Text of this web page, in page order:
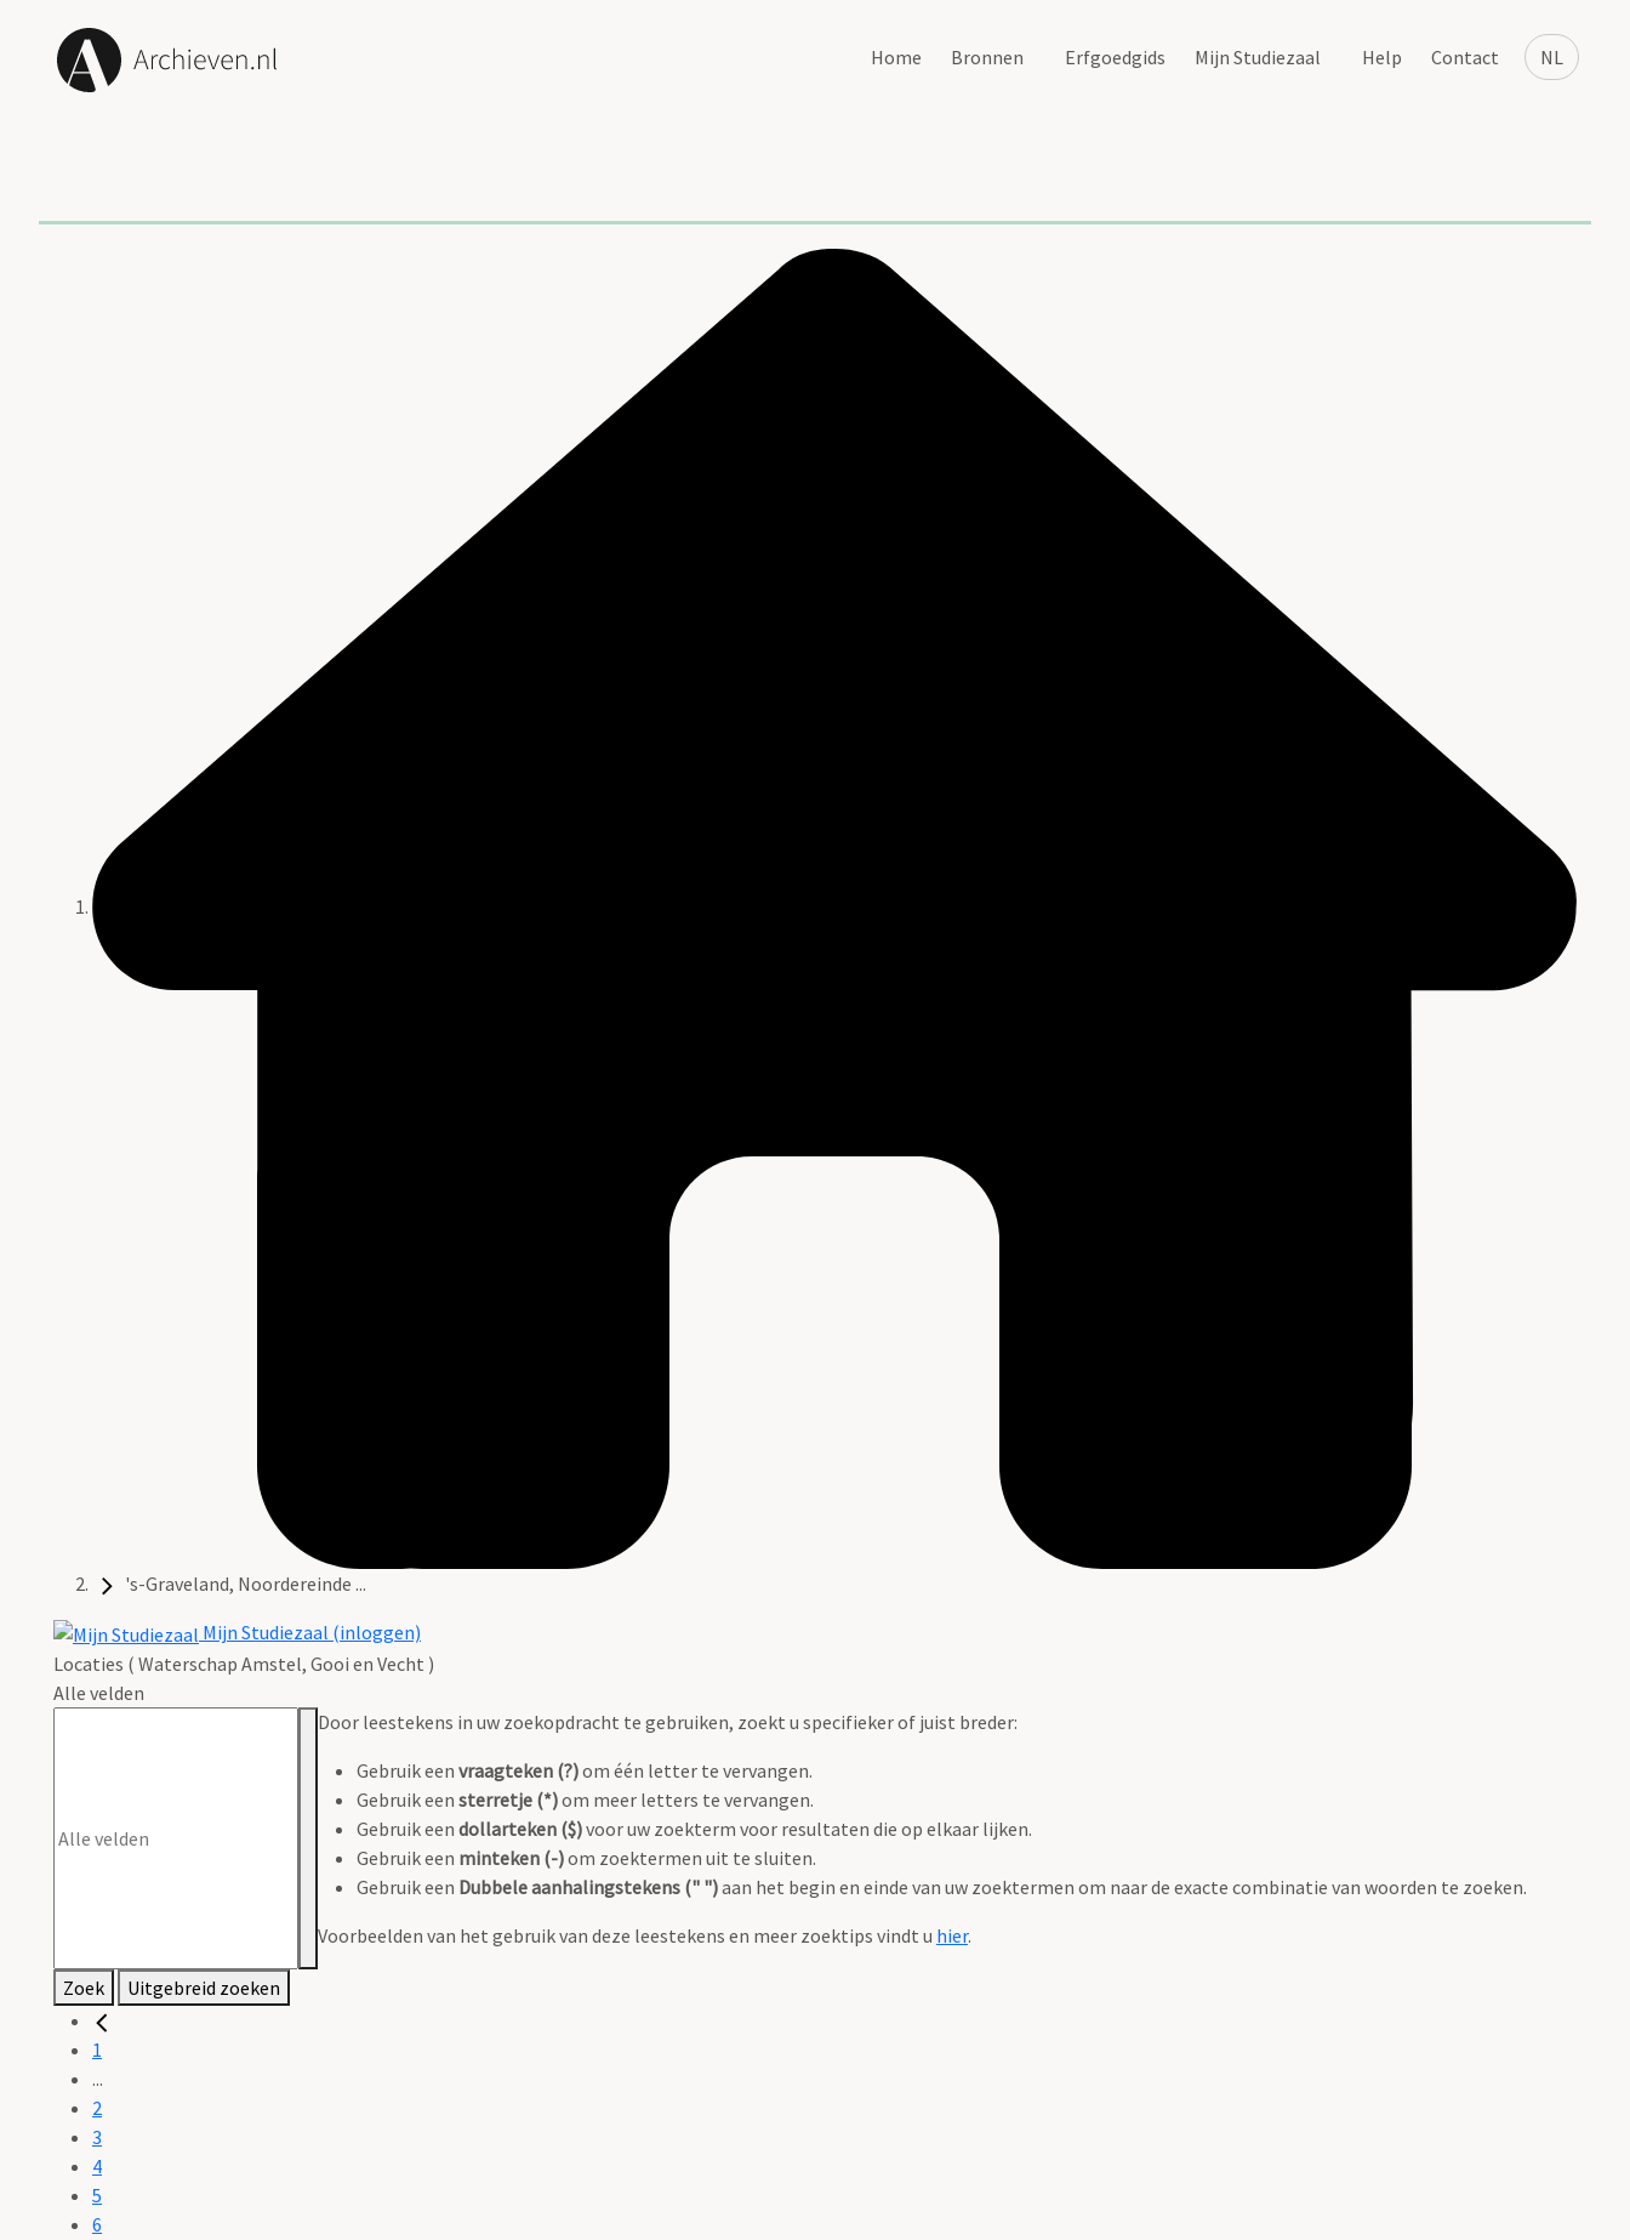
NL
Home Bronnen Erfgoedgids Mijn Studiezaal Help Contact
's-Graveland, Noordereinde ...
Mijn Studiezaal (inloggen)
Locaties ( Waterschap Amstel, Gooi en Vecht )
Alle velden
Door leestekens in uw zoekopdracht te gebruiken, zoekt u specifieker of juist breder:
Gebruik een vraagteken (?)om één letter te vervangen.
Gebruik een sterretje (*)om meer letters te vervangen.
Gebruik een dollarteken ($)voor uw zoekterm voor resultaten die op elkaar lijken.
Gebruik een minteken (-)om zoektermen uit te sluiten.
Gebruik een Dubbele aanhalingstekens (" ")aan het begin en einde van uw zoektermen om naar de exacte combinatie van woorden te zoeken.
Voorbeelden van het gebruik van deze leestekens en meer zoektips vindt u hier.
Zoek Uitgebreid zoeken
1
...
2
3
4
5
6